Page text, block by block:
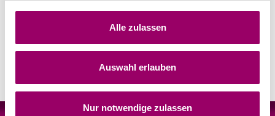
Alle zulassen
Auswahl erlauben
Nur notwendige zulassen